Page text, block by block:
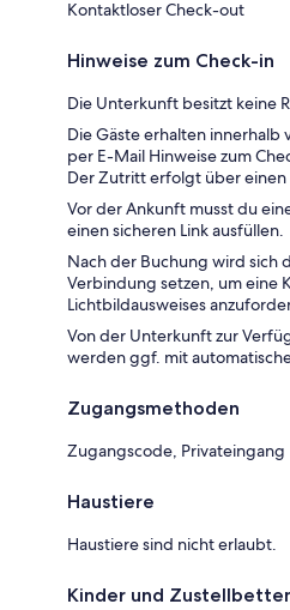
Kontaktloser Check-out
Hinweise zum Check-in
Die Unterkunft besitzt keine
Die Gäste erhalten
per E-Mail Hinweise zum
Der Zutritt erfolgt über einen
Vor der Ankunft musst du
einen sicheren Link ausfüllen.
Nach der Buchung wird sich
Verbindung setzen, um eine
Lichtbildausweises
Von der Unterkunft zur
werden ggf. mit
Zugangsmethoden
Zugangscode, Privateingang
Haustiere
Haustiere sind nicht erlaubt.
Kinder und